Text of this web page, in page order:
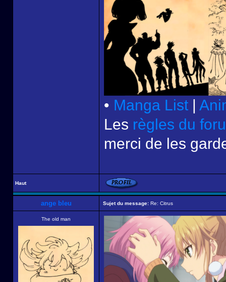
• Manga List |
Les règles du
merci de les
Haut
ange bleu Sujet du message: Re: Citrus
The old man